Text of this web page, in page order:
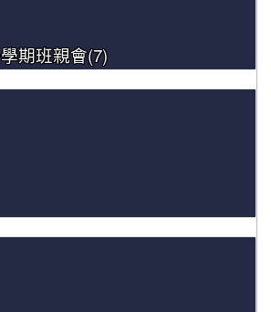
期班親會(7)